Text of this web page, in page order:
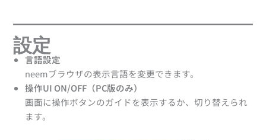
設定
言語設定
neemブラウザの表示言語を変更できます。
操作UI ON/OFF（PC版のみ）
画面に操作ボタンのガイドを表示するか、切り替えられ
ます。